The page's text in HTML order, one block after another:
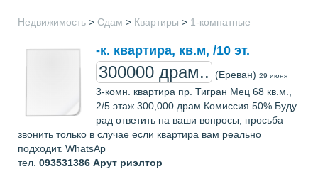
Недвижимость > Сдам > Квартиры > 1-комнатные
-к. квартира, кв.м, /10 эт.
300000 драм.. (Ереван) 29 июня
3-комн. квартира пр. Тигран Мец 68 кв.м.,
2/5 этаж 300,000 драм Комиссия 50% Буду
рад ответить на ваши вопросы, просьба
звонить только в случае если квартира вам реально
подходит. WhatsAp
тел. 093531386 Арут риэлтор